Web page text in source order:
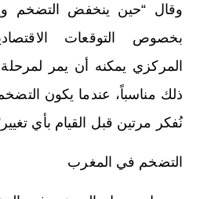
وقال “حين ينخفض التضخم
بخصوص التوقعات
المركزي يمكنه أن يمر
ذلك مناسباً، عندما يكون
نُفكر مرتين قبل القيام بأي
التضخم في المغرب